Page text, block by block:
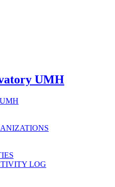
UMH
LOG